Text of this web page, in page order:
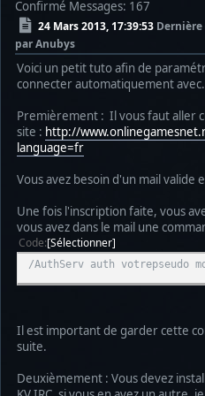
Confirmé Messages: 167
24 Mars 2013, 17:39:53
par Anubys
Voici un petit tuto afin de
connecter automatiquement avec.
Premièrement : Il vous faut aller
site : http://
language=fr
Vous avez besoin d'un mail valide
Une fois l'inscription faite, vous
vous avez dans le mail une
Code Sélectionner
/AuthServ auth votrepseudo
Il est important de garder cette
suite.
Deuxièmement : Vous devez